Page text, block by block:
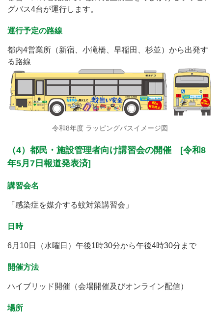
グバス4台が運行します。
運行予定の路線
都内4営業所（新宿、小滝橋、早稲田、杉並）から出発す
る路線
令和8年度 ラッピングバスイメージ図
（4）都民・施設管理者向け講習会の開催 [令和8
年5月7日報道発表済]
講習会名
「感染症を媒介する蚊対策講習会」
日時
6月10日（水曜日）午後1時30分から午後4時30分まで
開催方法
ハイブリッド開催（会場開催及びオンライン配信）
場所